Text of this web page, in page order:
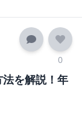
0
を解説！年